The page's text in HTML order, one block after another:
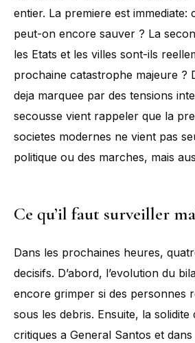
entier. La premiere est immediate:
peut-on encore sauver ? La
les Etats et les villes sont-ils
prochaine catastrophe majeure ?
deja marquee par des tensions
secousse vient rappeler que la
societes modernes ne vient pas
politique ou des marches, mais
Ce qu’il faut surveiller
Dans les prochaines heures,
decisifs. D’abord, l’evolution du
encore grimper si des personnes
sous les debris. Ensuite, la
critiques a General Santos et